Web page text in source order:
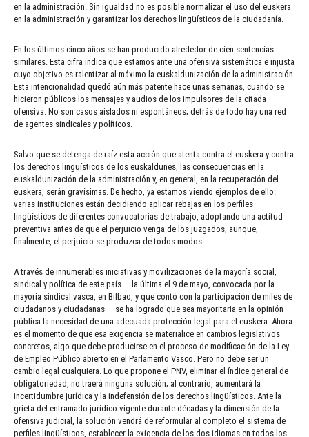
en la administración. Sin igualdad no es posible normalizar el uso del euskera
en la administración y garantizar los derechos lingüísticos de la ciudadanía.
En los últimos cinco años se han producido alrededor de cien sentencias
similares. Esta cifra indica que estamos ante una ofensiva sistemática e injusta
cuyo objetivo es ralentizar al máximo la euskaldunización de la administración.
Esta intencionalidad quedó aún más patente hace unas semanas, cuando se
hicieron públicos los mensajes y audios de los impulsores de la citada
ofensiva. No son casos aislados ni espontáneos; detrás de todo hay una red
de agentes sindicales y políticos.
Salvo que se detenga de raíz esta acción que atenta contra el euskera y contra
los derechos lingüísticos de los euskaldunes, las consecuencias en la
euskaldunización de la administración y, en general, en la recuperación del
euskera, serán gravísimas. De hecho, ya estamos viendo ejemplos de ello:
varias instituciones están decidiendo aplicar rebajas en los perfiles
lingüísticos de diferentes convocatorias de trabajo, adoptando una actitud
preventiva antes de que el perjuicio venga de los juzgados, aunque,
finalmente, el perjuicio se produzca de todos modos.
A través de innumerables iniciativas y movilizaciones de la mayoría social,
sindical y política de este país — la última el 9 de mayo, convocada por la
mayoría sindical vasca, en Bilbao, y que contó con la participación de miles de
ciudadanos y ciudadanas — se ha logrado que sea mayoritaria en la opinión
pública la necesidad de una adecuada protección legal para el euskera. Ahora
es el momento de que esa exigencia se materialice en cambios legislativos
concretos, algo que debe producirse en el proceso de modificación de la Ley
de Empleo Público abierto en el Parlamento Vasco. Pero no debe ser un
cambio legal cualquiera. Lo que propone el PNV, eliminar el índice general de
obligatoriedad, no traerá ninguna solución; al contrario, aumentará la
incertidumbre jurídica y la indefensión de los derechos lingüísticos. Ante la
grieta del entramado jurídico vigente durante décadas y la dimensión de la
ofensiva judicial, la solución vendrá de reformular al completo el sistema de
perfiles lingüísticos, establecer la exigencia de los dos idiomas en todos los